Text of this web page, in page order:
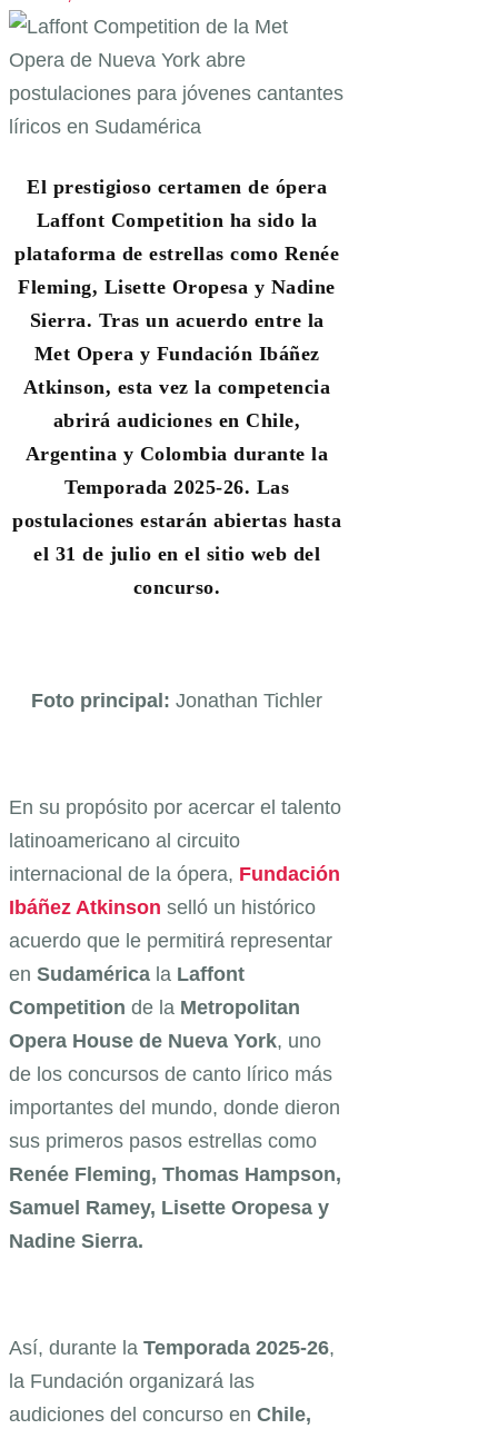
El prestigioso certamen de ópera
Laffont Competition ha sido la
plataforma de estrellas como Renée
Fleming, Lisette Oropesa y Nadine
Sierra. Tras un acuerdo entre la
Met Opera y Fundación Ibáñez
Atkinson, esta vez la competencia
abrirá audiciones en Chile,
Argentina y Colombia durante la
Temporada 2025-26. Las
postulaciones estarán abiertas hasta
el 31 de julio en el sitio web del
concurso.
Foto principal:Jonathan Tichler
En su propósito por acercar el talento
latinoamericano al circuito
internacional de la ópera, Fundación
Ibáñez Atkinson selló un histórico
acuerdo que le permitirá representar
en Sudamérica la Laffont
Competition de la Metropolitan
Opera House de Nueva York, uno
de los concursos de canto lírico más
importantes del mundo, donde dieron
sus primeros pasos estrellas como
Renée Fleming, Thomas Hampson,
Samuel Ramey, Lisette Oropesa y
Nadine Sierra.
Así, durante la Temporada 2025-26,
la Fundación organizará las
audiciones del concurso en Chile,